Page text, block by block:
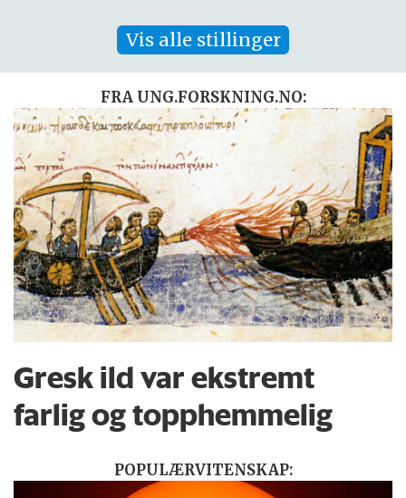
Vis alle stillinger
FRA UNG.FORSKNING.NO:
Gresk ild var ekstremt
farlig og topphemmelig
POPULÆRVITENSKAP: